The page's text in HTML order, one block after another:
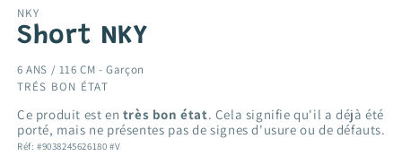
dans
une
fenêtre
NKY
Short NKY
6 ANS / 116 CM -Garçon
TRÉS BON ÉTAT
Ce produit est en très bon état. Cela signifie qu'il a déjà été
porté, mais ne présentes pas de signes d'usure ou de défauts.
Réf: #9038245626180 #V